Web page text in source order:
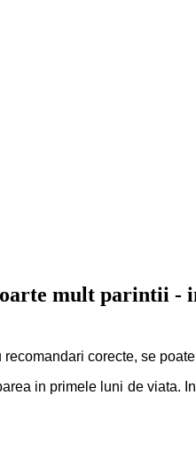
mult parintii -
corecte, se
in primele luni de viata.